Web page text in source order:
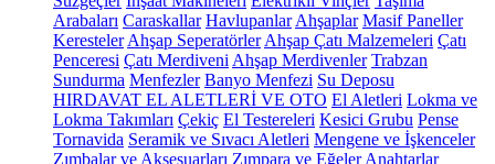
Arabaları Caraskallar Havlupanlar Ahşaplar Masif Paneller
Keresteler Ahşap Seperatörler Ahşap Çatı Malzemeleri Çatı
Penceresi Çatı Merdiveni Ahşap Merdivenler Trabzan
Sundurma Menfezler Banyo Menfezi Su Deposu
HIRDAVAT EL ALETLERİ VE OTO El Aletleri Lokma ve
Lokma Takımları Çekiç El Testereleri Kesici Grubu Pense
Tornavida Seramik ve Sıvacı Aletleri Mengene ve İşkenceler
Zımbalar ve Aksesuarları Zımpara ve Eğeler Anahtarlar